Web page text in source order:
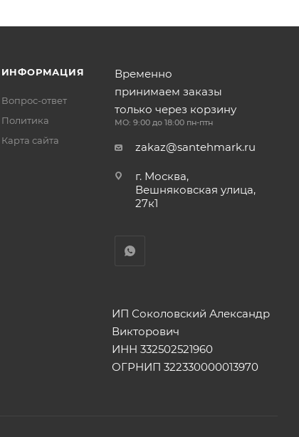
ИНФОРМАЦИЯ
Вопрос-ответ
Политика
Карта сайта
Временно
принимаем заказы
только через корзину
МО: 9:00 до 18:00 пн-птн
zakaz@santehmark.ru
г. Москва,
Вешняковская улица,
27к1
ИП Соколовский Александр
Викторович
ИНН 332502521960
ОГРНИП 322330000013970